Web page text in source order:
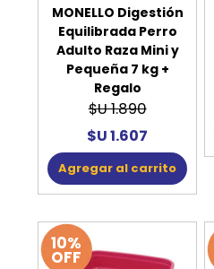
MONELLO Digestión
Equilibrada Perro
Adulto Raza Mini y
Pequeña 7 kg +
Regalo
$U 1.890
$U 1.607
Agregar al carrito
10%
OFF